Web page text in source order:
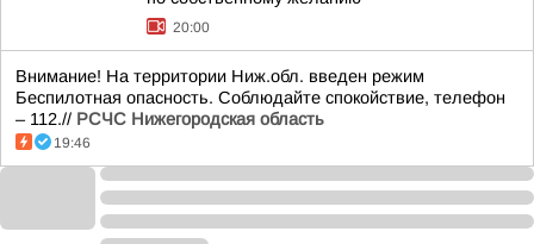
20:00
Внимание! На территории Ниж.обл. введен режим
Беспилотная опасность. Соблюдайте спокойствие, телефон
– 112.// РСЧС Нижегородская область
19:46